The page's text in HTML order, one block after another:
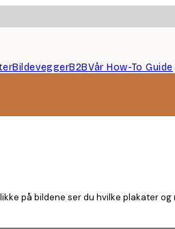
BildeveggerB2BVår How-To Guide
på bildene ser du hvilke plakater og